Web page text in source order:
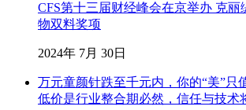
CFS第十三届财经峰会在京举办 克丽
物双料奖项
2024年 7月 30日
万元童颜针跌至千元内，你的“美”只
低价是行业整合期必然，信任与技术